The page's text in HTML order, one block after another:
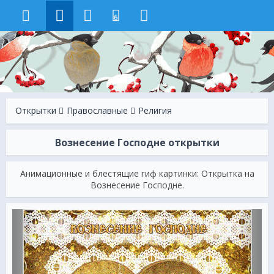
6
Открытки Православные Религия
Вознесение Господне открытки
Анимационные и блестящие гиф картинки: Открытка на
Вознесение Господне.